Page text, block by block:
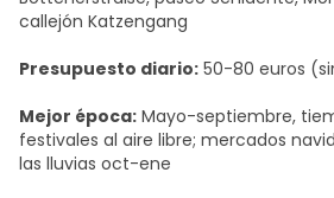
callejón Katzengang
Presupuesto diario: 50-80 euros
Mejor época: Mayo-septiembre,
festivales al aire libre; mercados
las lluvias oct-ene